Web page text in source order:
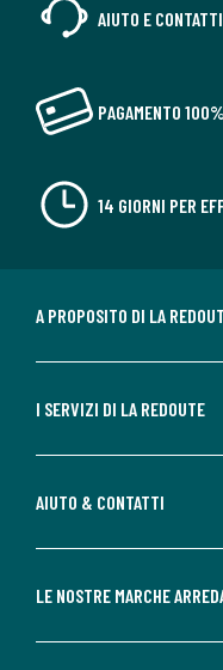
AIUTO E CONTATTI
PAGAMENTO
14 GIORNI PER
A PROPOSITO DI LA
I SERVIZI DI LA REDOUTE
AIUTO & CONTATTI
LE NOSTRE MARCHE